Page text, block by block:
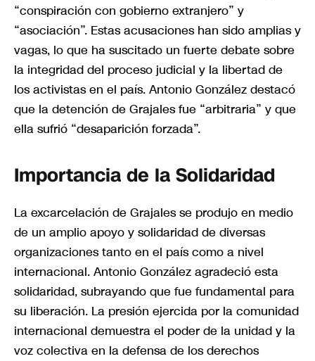
“conspiración con gobierno extranjero” y
“asociación”. Estas acusaciones han sido amplias y
vagas, lo que ha suscitado un fuerte debate sobre
la integridad del proceso judicial y la libertad de
los activistas en el país. Antonio González destacó
que la detención de Grajales fue “arbitraria” y que
ella sufrió “desaparición forzada”.
Importancia de la Solidaridad
La excarcelación de Grajales se produjo en medio
de un amplio apoyo y solidaridad de diversas
organizaciones tanto en el país como a nivel
internacional. Antonio González agradeció esta
solidaridad, subrayando que fue fundamental para
su liberación. La presión ejercida por la comunidad
internacional demuestra el poder de la unidad y la
voz colectiva en la defensa de los derechos